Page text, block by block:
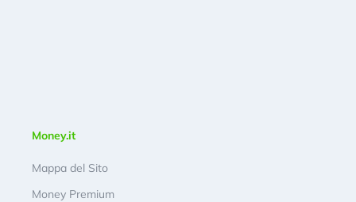
Money.it
Mappa del Sito
Money Premium